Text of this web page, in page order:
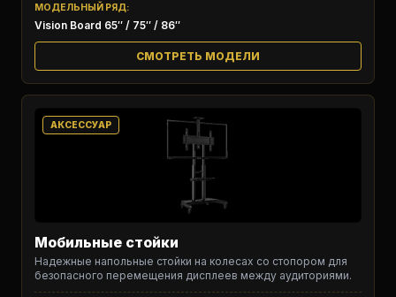
МОДЕЛЬНЫЙ РЯД:
Vision Board 65″ / 75″ / 86″
СМОТРЕТЬ МОДЕЛИ
АКСЕССУАР
Мобильные стойки
Надежные напольные стойки на колесах со стопором для
безопасного перемещения дисплеев между аудиториями.